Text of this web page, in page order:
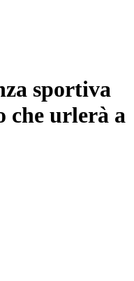
sportiva
che urlerà a